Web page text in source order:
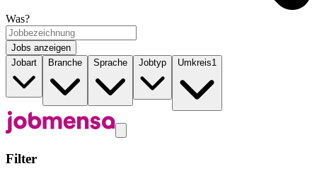
Was?
Jobs anzeigen
Jobart
Branche Sprache Jobtyp Umkreis1
Filter